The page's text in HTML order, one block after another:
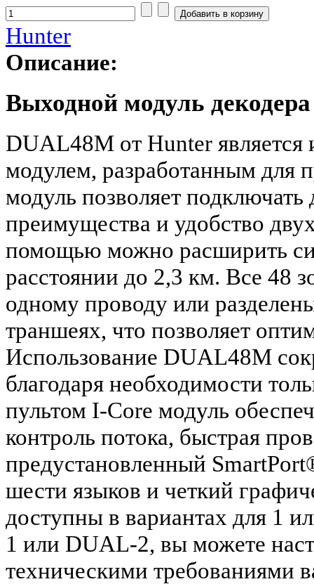
Hunter
Описание:
Выходной модуль
DUAL48M от Hunter
модулем, разработанным для
модуль позволяет
преимущества и удобство
помощью можно расширить
расстоянии до 2,3 км. Все 48
одному проводу или
траншеях, что позволяет
Использование DUAL48M
благодаря необходимости
пультом I-Core модуль
контроль потока, быстрая
предустановленный
шести языков и четкий
доступны в вариантах для 1
1 или DUAL-2, вы можете
техническими требованиями